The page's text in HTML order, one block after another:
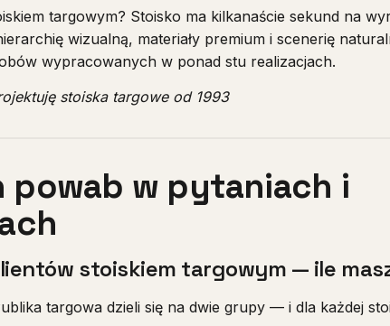
targowym? Stoisko ma kilkanaście sekund na
wizualną, materiały premium i scenerię
wypracowanych w ponad stu realizacjach.
stoiska targowe od 1993
powab w pytaniach i
stoiskiem targowym — ile
targowa dzieli się na dwie grupy — i dla każdej